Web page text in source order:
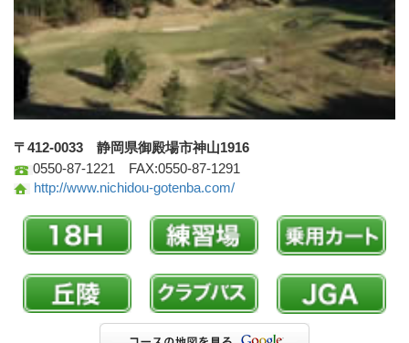
〒412-0033 静岡県御殿場市神山1916
0550-87-1221 FAX:0550-87-1291
http://www.nichidou-gotenba.com/